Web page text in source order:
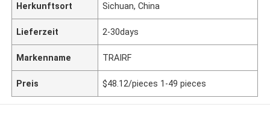
Herkunftsort Sichuan, China
Lieferzeit 2-30days
Markenname TRAIRF
Preis $48.12/pieces 1-49 pieces